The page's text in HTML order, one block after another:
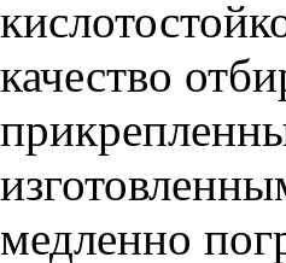
качество
медленно